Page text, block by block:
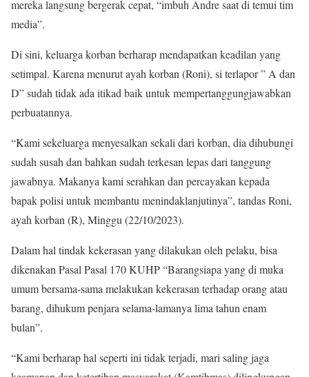
mereka langsung bergerak cepat, “imbuh Andre saat di temui tim
media”.
Di sini, keluarga korban berharap mendapatkan keadilan yang
setimpal. Karena menurut ayah korban (Roni), si terlapor ” A dan
D” sudah tidak ada itikad baik untuk mempertanggungjawabkan
perbuatannya.
“Kami sekeluarga menyesalkan sekali dari korban, dia dihubungi
sudah susah dan bahkan sudah terkesan lepas dari tanggung
jawabnya. Makanya kami serahkan dan percayakan kepada
bapak polisi untuk membantu menindaklanjutinya”, tandas Roni,
ayah korban (R), Minggu (22/10/2023).
Dalam hal tindak kekerasan yang dilakukan oleh pelaku, bisa
dikenakan Pasal Pasal 170 KUHP “Barangsiapa yang di muka
umum bersama-sama melakukan kekerasan terhadap orang atau
barang, dihukum penjara selama-lamanya lima tahun enam
bulan”.
“Kami berharap hal seperti ini tidak terjadi, mari saling jaga